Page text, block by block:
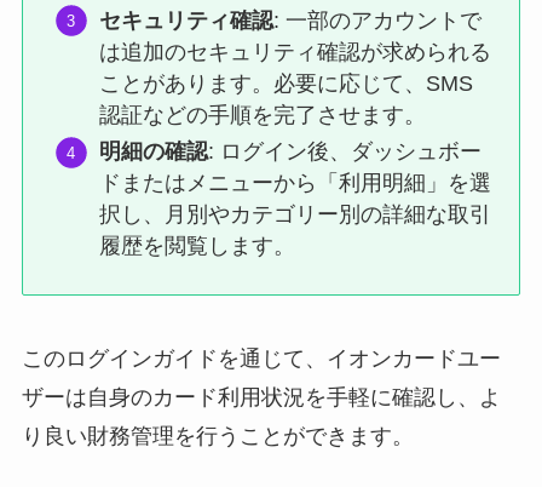
セキュリティ確認: 一部のアカウントで
は追加のセキュリティ確認が求められる
ことがあります。必要に応じて、SMS
認証などの手順を完了させます。
明細の確認: ログイン後、ダッシュボー
ドまたはメニューから「利用明細」を選
択し、月別やカテゴリー別の詳細な取引
履歴を閲覧します。
このログインガイドを通じて、イオンカードユー
ザーは自身のカード利用状況を手軽に確認し、よ
り良い財務管理を行うことができます。